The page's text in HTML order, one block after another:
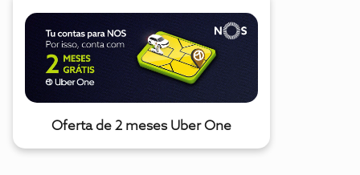
Oferta de 2 meses Uber One